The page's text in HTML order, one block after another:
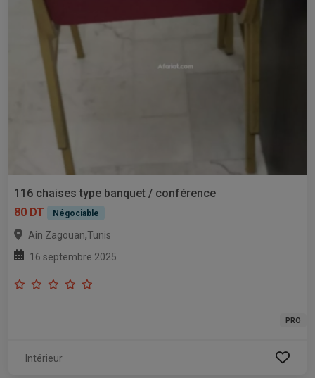
116 chaises type banquet / conférence
80 DT
Négociable
Ain Zagouan,Tunis
16 septembre 2025
PRO
Intérieur